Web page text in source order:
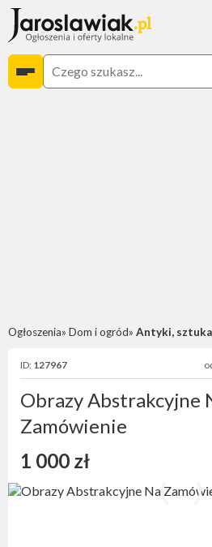
Ogłoszenia Dom i ogród Antyki,
ID: 127967
Obrazy Abstrakcyjne
Zamówienie
1 000 zł